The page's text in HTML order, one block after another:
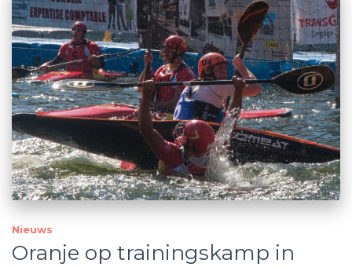
Nieuws
Oranje op trainingskamp in